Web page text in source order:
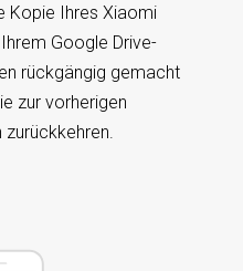
Kopie Ihres Xiaomi
Google Drive-
rückgängig gemacht
zur vorherigen
zurückkehren.